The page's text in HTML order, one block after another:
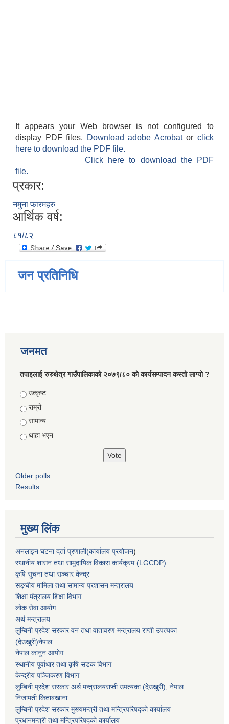
It appears your Web browser is not configured to
display PDF files.
Download adobe Acrobatorclick
here to download the PDF file.
Click here to download the PDF
file.
प्रकार:
नमुना फारमहरु
आर्थिक वर्ष:
८१/८२
जन प्रतिनिधि
जनमत
तपाइलाई रुरुक्षेत्र गाउँपालिकाको २०७९/८० को कार्यसम्पादन कस्तो लाग्यो ?
Choices
उत्कृष्ट
राम्रो
सामान्य
थाहा भएन
Older polls
Results
मुख्य लिंक
अनलाइन घटना दर्ता प्रणाली(कार्यालय प्रयोजन)
स्थानीय शासन तथा सामुदायिक विकास कार्यक्रम (LGCDP)
कृषि सुचना तथा सञ्चार केन्द्र
सङ्घीय मामिला तथा सामान्य प्रशासन मन्त्रालय
शिक्षा मंत्रालय शिक्षा विभाग
लोक सेवा आयोग
अर्थ मन्त्रालय
लुम्बिनी प्रदेश सरकार वन तथा वातावरण मन्त्रालय राप्ती उपत्यका
(देउखुरी)नेपाल
नेपाल कानुन आयोग
स्थानीय पूर्वाधार तथा कृषि सडक विभाग
केन्द्रीय पञ्जिकरण विभाग
लुम्बिनी प्रदेश सरकार अर्थ मन्त्रालयराप्ती उपत्यका (देउखुरी), नेपाल
निजामती किताबखाना
लुम्बिनी प्रदेश सरकार मुख्यमन्त्री तथा मन्त्रिपरिषद्को कार्यालय
प्रधानमन्त्री तथा मन्त्रिपरिषद्को कार्यालय